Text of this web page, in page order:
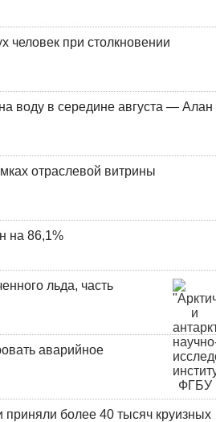
человек при столкновении
воду в середине августа — Алан
отраслевой витрины
на 86,1%
льда, часть
аварийное
более 40 тысяч круизных